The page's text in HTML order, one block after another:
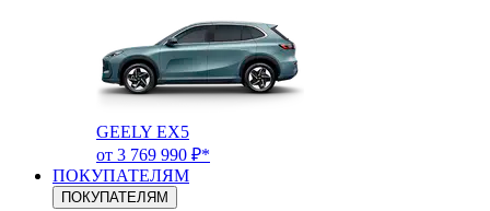
GEELY EX5
от 3 769 990 ₽*
ПОКУПАТЕЛЯМ
ПОКУПАТЕЛЯМ